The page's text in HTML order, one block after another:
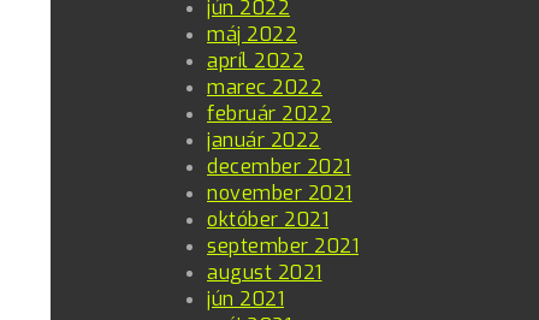
jún 2022
máj 2022
apríl 2022
marec 2022
február 2022
január 2022
december 2021
november 2021
október 2021
september 2021
august 2021
jún 2021